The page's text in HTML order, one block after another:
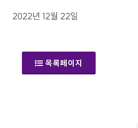
2022년 12월 22일
목록페이지